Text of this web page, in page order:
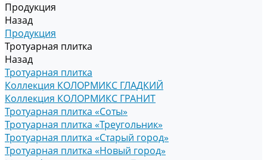
Продукция
Назад
Продукция
Тротуарная плитка
Назад
Тротуарная плитка
Коллекция КОЛОРМИКС ГЛАДКИЙ
Коллекция КОЛОРМИКС ГРАНИТ
Тротуарная плитка «Соты»
Тротуарная плитка «Треугольник»
Тротуарная плитка «Старый город»
Тротуарная плитка «Новый город»